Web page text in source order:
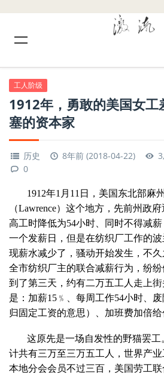
工人阶级
1912年，勇敢的美国女工
塞的资本家
历史 8年前 (2018-04-22)
0
1912年1月11日，美国东北部麻
（Lawrence）这个地方，先前州政
高工时降低为54小时、同时不得减
一个发薪日，但是在纺织厂工作的
现薪水减少了，骚动开始发生，不
全市纺织厂主的联合减薪行为，纷纷
到了第三天，约有二万五工人走上
是：加薪15﹪、每周工作54小时、
归固定工资的意思）、加班费加倍给
这原先是一场自发性的野猫罢
计共有三万至三万五工人，世界产业
本地分会会员不过三百，美国劳工